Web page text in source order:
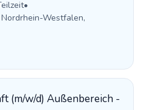
•
Westfalen,
(m/w/d) Außenbereich -